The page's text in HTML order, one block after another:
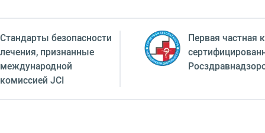
Стандарты безопасности
лечения, признанные
международной
комиссией JCI
Первая частная